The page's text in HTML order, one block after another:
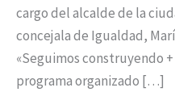
cargo del alcalde de la
concejala de Igualdad,
«Seguimos construyendo
programa organizado […]